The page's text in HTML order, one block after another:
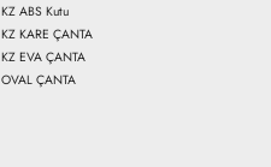
KZ ABS Kutu
KZ KARE ÇANTA
KZ EVA ÇANTA
OVAL ÇANTA